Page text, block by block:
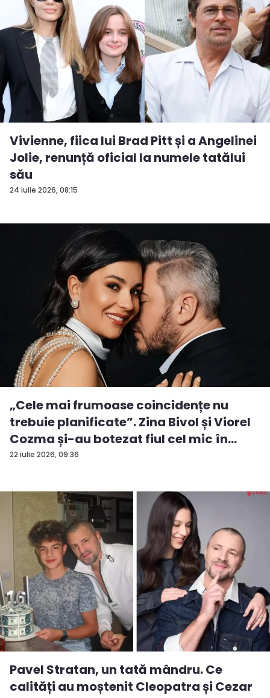
24 iulie 2026, 08:15
Vivienne, fiica lui Brad Pitt și a Angelinei
Jolie, renunță oficial la numele tatălui
său
22 iulie 2026, 09:36
„Cele mai frumoase coincidențe nu
trebuie planificate”. Zina Bivol și Viorel
Cozma și-au botezat fiul cel mic în
ziua...
Pavel Stratan, un tată mândru. Ce
calități au moștenit Cleopatra și Cezar